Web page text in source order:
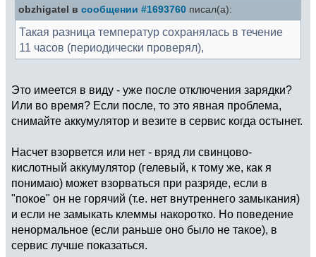
obzhigatel в сообщении #1693760 писал(а):
Такая разница температур сохранялась в течение
11 часов (периодически проверял),
Это имеется в виду - уже после отключения зарядки?
Или во время? Если после, то это явная проблема,
снимайте аккумулятор и везите в сервис когда остынет.
Насчет взорвется или нет - вряд ли свинцово-
кислотный аккумулятор (гелевый, к тому же, как я
понимаю) может взорваться при разряде, если в
"покое" он не горячий (т.е. нет внутреннего замыкания)
и если не замыкать клеммы накоротко. Но поведение
ненормальное (если раньше оно было не такое), в
сервис лучше показаться.